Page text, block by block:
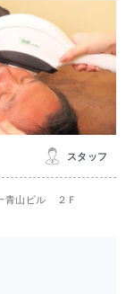
スタッフ
青山ビル ２Ｆ